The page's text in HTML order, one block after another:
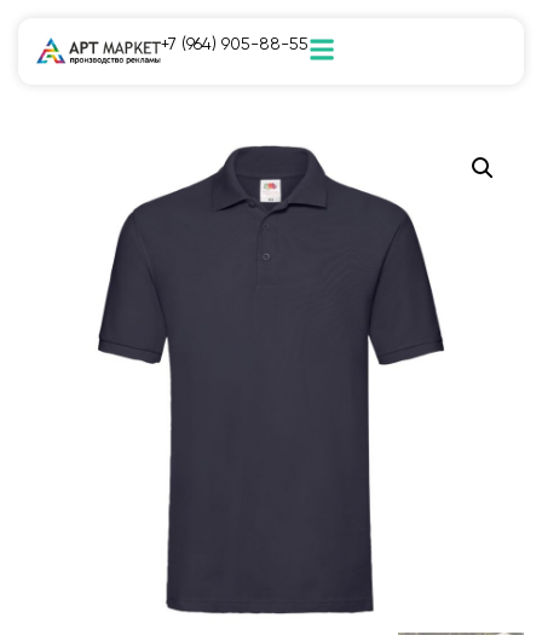
+7 (964) 905-88-55